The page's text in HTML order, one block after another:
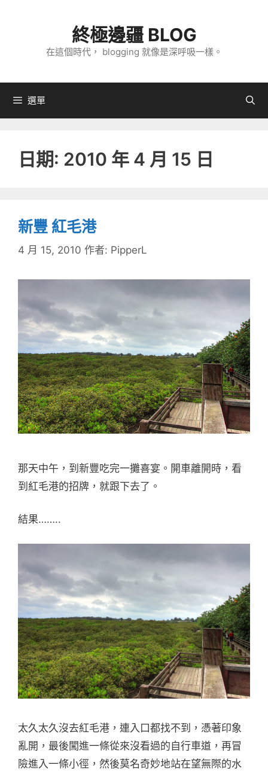
內
終極邊疆 BLOG
在這個時代， blogging 就像是深呼吸一樣。
選單
日期: 2010 年 4 月 15 日
新豐 紅毛港
4 月 15, 2010 作者: PipperL
那天中午，到新豐吃完一攤喜宴。開車離開時，看
到紅毛港的招牌，就跟下去了。
結果……..
太久太久沒去紅毛港，連入口都找不到，憑著印象
亂開，最後闖進一條從來沒看過的自行車道，再冒
險進入一條小徑，然後莫名奇妙地站在望無際的水